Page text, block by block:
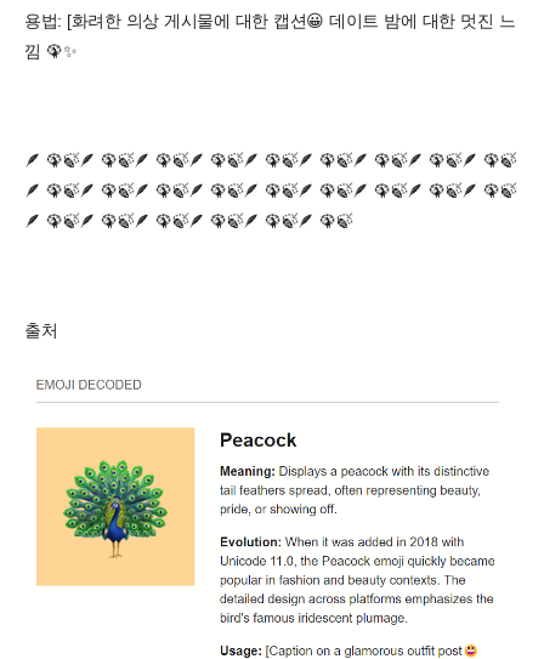
용법: [화려한 의상 게시물에 대한 캡션😀 데이트 밤에 대한 멋진 느
낌 🦚✨
🪶 🦚🍃🪶 🦚🍃🪶 🦚🍃🪶 🦚🍃🪶 🦚🍃🪶 🦚🍃🪶 🦚🍃🪶 🦚🍃🪶 🦚🍃
🪶 🦚🍃🪶 🦚🍃🪶 🦚🍃🪶 🦚🍃🪶 🦚🍃🪶 🦚🍃🪶 🦚🍃🪶 🦚🍃🪶 🦚🍃
🪶 🦚🍃🪶 🦚🍃🪶 🦚🍃🪶 🦚🍃🪶 🦚🍃🪶 🦚🍃
출처